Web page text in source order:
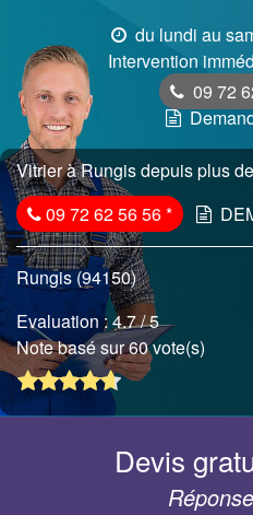
du lundi au
Intervention
09 72
Vitrier à Rungis depuis plus
09 72 62 56 56*
Rungis (94150)
Evaluation :4.7/ 5
Note basé sur 60 vote(s)
Devis